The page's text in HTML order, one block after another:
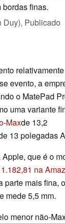
finas.
Duy), Publicado
relativamente
evento, a
o MatePad
uma variante
Maxde 13,2
13 polegadas
que é o
na
parte mais fina,
mede 5,5 mm.
menor não-